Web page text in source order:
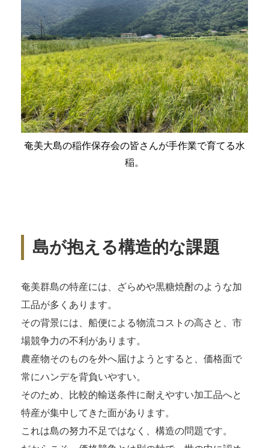
奄美大島の稲作保存会の皆さんが手作業で育てる水
稲。
島が抱える構造的な課題
奄美群島の特産には、ざらめや黒糖焼酎のような加
工品が多くあります。
その背景には、船便による物流コストの高さと、市
場競争力の不利があります。
農産物そのものを外へ届けようとすると、価格面で
常にハンデを背負いやすい。
そのため、比較的輸送条件に耐えやすい加工品へと
特産が集中してきた面があります。
これは島の努力不足ではなく、構造の問題です。